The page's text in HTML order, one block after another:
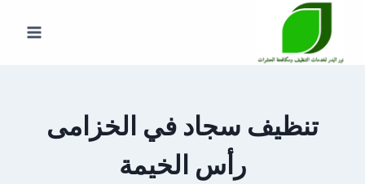
المحتوى
تنظيف سجاد في الخزامى
رأس الخيمة